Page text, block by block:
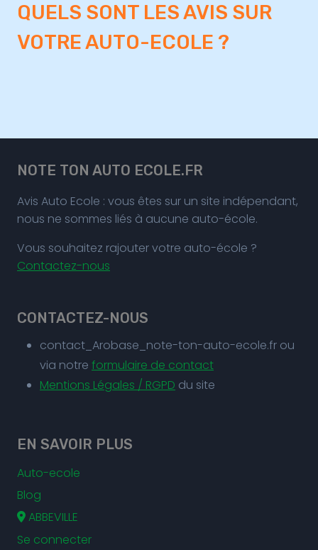
QUELS SONT LES AVIS SUR
VOTRE AUTO-ECOLE ?
NOTE TON AUTO ECOLE.FR
Avis Auto Ecole : vous êtes sur un site indépendant,
nous ne sommes liés à aucune auto-école.
Vous souhaitez rajouter votre auto-école ?
Contactez-nous
CONTACTEZ-NOUS
contact_Arobase_note-ton-auto-ecole.fr ou
via notre formulaire de contact
Mentions Légales / RGPD du site
EN SAVOIR PLUS
Auto-ecole
Blog
ABBEVILLE
Se connecter